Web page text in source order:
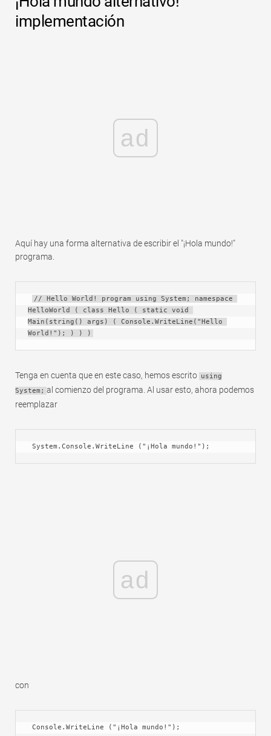
implementación
ad
Aquí hay una forma alternativa de escribir el "¡Hola mundo!"
programa.
// Hello World! program using System; namespace
HelloWorld ( class Hello ( static void
Main(string() args) ( Console.WriteLine("Hello
World!"); ) ) )
Tenga en cuenta que en este caso, hemos escrito using
System; al comienzo del programa. Al usar esto, ahora podemos
reemplazar
System.Console.WriteLine ("¡Hola mundo!");
ad
con
Console.WriteLine ("¡Hola mundo!");